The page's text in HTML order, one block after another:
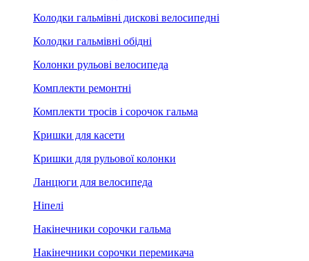
Колодки гальмівні дискові велосипедні
Колодки гальмівні обідні
Колонки рульові велосипеда
Комплекти ремонтні
Комплекти тросів і сорочок гальма
Кришки для касети
Кришки для рульової колонки
Ланцюги для велосипеда
Ніпелі
Накінечники сорочки гальма
Накінечники сорочки перемикача